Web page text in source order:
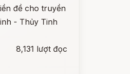
đề cho truyền
- Thủy Tinh
8,131 lượt đọc